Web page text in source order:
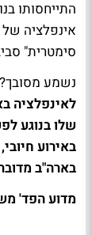
התייחסותו
סימטרית" סביב
נשמע
לאינפלציה
שלו בנוגע
באירוע
בארה"ב
מדוע הפד'